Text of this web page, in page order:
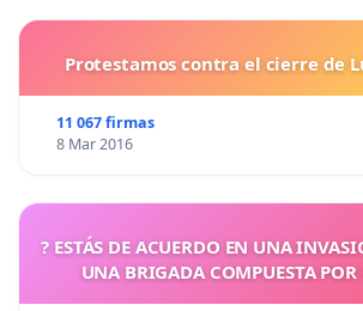
Protestamos contra el cierre de
11 067 firmas
8 Mar 2016
? ESTÁS DE ACUERDO EN UNA
UNA BRIGADA COMPUESTA POR